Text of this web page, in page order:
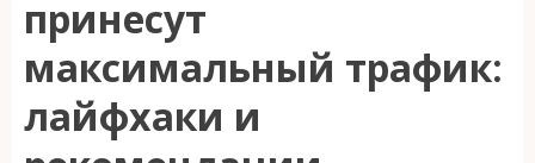
принесут
максимальный трафик:
лайфхаки и